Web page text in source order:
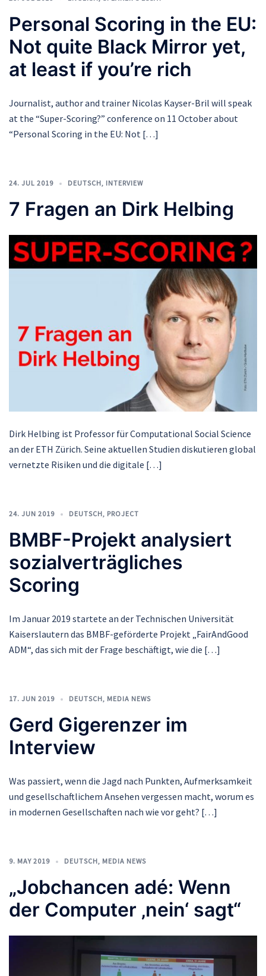
Personal Scoring in the EU:
Not quite Black Mirror yet,
at least if you’re rich
Journalist, author and trainer Nicolas Kayser-Bril will speak
at the “Super-Scoring?” conference on 11 October about
“Personal Scoring in the EU: Not […]
24. JUL 2019 DEUTSCH, INTERVIEW
7 Fragen an Dirk Helbing
Dirk Helbing ist Professor für Computational Social Science
an der ETH Zürich. Seine aktuellen Studien diskutieren global
vernetzte Risiken und die digitale […]
24. JUN 2019 DEUTSCH, PROJECT
BMBF-Projekt analysiert
sozialverträgliches
Scoring
Im Januar 2019 startete an der Technischen Universität
Kaiserslautern das BMBF-geförderte Projekt „FairAndGood
ADM“, das sich mit der Frage beschäftigt, wie die […]
17. JUN 2019 DEUTSCH, MEDIA NEWS
Gerd Gigerenzer im
Interview
Was passiert, wenn die Jagd nach Punkten, Aufmerksamkeit
und gesellschaftlichem Ansehen vergessen macht, worum es
in modernen Gesellschaften nach wie vor geht? […]
9. MAY 2019 DEUTSCH, MEDIA NEWS
„Jobchancen adé: Wenn
der Computer ‚nein‘ sagt“